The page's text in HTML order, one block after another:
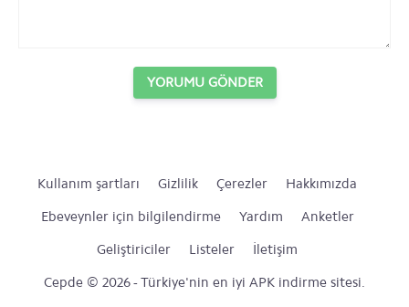
YORUMU GÖNDER
Kullanım şartları Gizlilik Çerezler
Hakkımızda
Ebeveynler için bilgilendirme
Yardım
Anketler
Geliştiriciler
Listeler
İletişim
Cepde © 2026 - Türkiye'nin en iyi APK indirme sitesi.